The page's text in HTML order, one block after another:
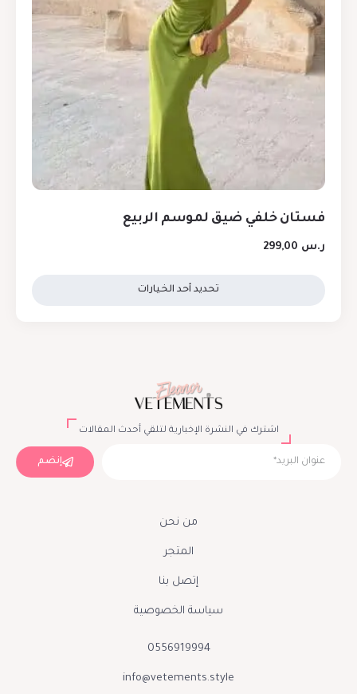
فستان خلفي ضيق لموسم الربيع
ر.س
تحديد أحد الخيارات
اشترك في النشرة الإخبارية لتلقي أحدث المقالات
إنضم
من نحن
المتجر
إتصل بنا
سياسة الخصوصية
0556919994
info@vetements.style